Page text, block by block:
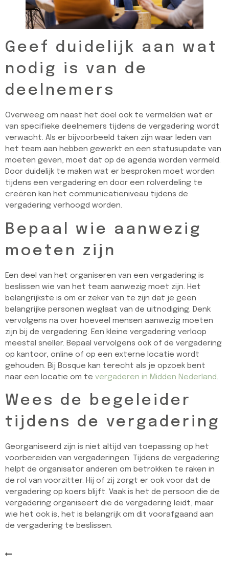
Geef duidelijk aan wat
nodig is van de
deelnemers
Overweeg om naast het doel ook te vermelden wat er
van specifieke deelnemers tijdens de vergadering wordt
verwacht. Als er bijvoorbeeld taken zijn waar leden van
het team aan hebben gewerkt en een statusupdate van
moeten geven, moet dat op de agenda worden vermeld.
Door duidelijk te maken wat er besproken moet worden
tijdens een vergadering en door een rolverdeling te
creëren kan het communicatieniveau tijdens de
vergadering verhoogd worden.
Bepaal wie aanwezig
moeten zijn
Een deel van het organiseren van een vergadering is
beslissen wie van het team aanwezig moet zijn. Het
belangrijkste is om er zeker van te zijn dat je geen
belangrijke personen weglaat van de uitnodiging. Denk
vervolgens na over hoeveel mensen aanwezig moeten
zijn bij de vergadering. Een kleine vergadering verloop
meestal sneller. Bepaal vervolgens ook of de vergadering
op kantoor, online of op een externe locatie wordt
gehouden. Bij Bosque kan terecht als je opzoek bent
naar een locatie om te vergaderen in Midden Nederland.
Wees de begeleider
tijdens de vergadering
Georganiseerd zijn is niet altijd van toepassing op het
voorbereiden van vergaderingen. Tijdens de vergadering
helpt de organisator anderen om betrokken te raken in
de rol van voorzitter. Hij of zij zorgt er ook voor dat de
vergadering op koers blijft. Vaak is het de persoon die de
vergadering organiseert die de vergadering leidt, maar
wie het ook is, het is belangrijk om dit voorafgaand aan
de vergadering te beslissen.